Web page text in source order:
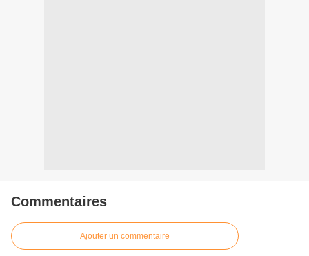
Commentaires
Ajouter un commentaire